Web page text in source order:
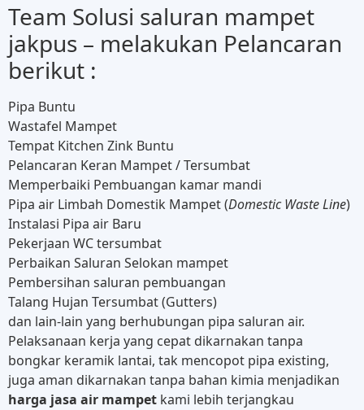
Team Solusi saluran mampet
jakpus – melakukan Pelancaran
berikut :
Pipa Buntu
Wastafel Mampet
Tempat Kitchen Zink Buntu
Pelancaran Keran Mampet / Tersumbat
Memperbaiki Pembuangan kamar mandi
Pipa air Limbah Domestik Mampet (Domestic Waste Line)
Instalasi Pipa air Baru
Pekerjaan WC tersumbat
Perbaikan Saluran Selokan mampet
Pembersihan saluran pembuangan
Talang Hujan Tersumbat (Gutters)
dan lain-lain yang berhubungan pipa saluran air.
Pelaksanaan kerja yang cepat dikarnakan tanpa
bongkar keramik lantai, tak mencopot pipa existing,
juga aman dikarnakan tanpa bahan kimia menjadikan
harga jasa air mampet kami lebih terjangkau